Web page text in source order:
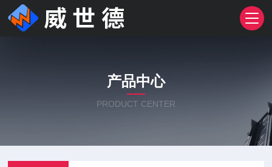
产品中心
PRODUCT CENTER